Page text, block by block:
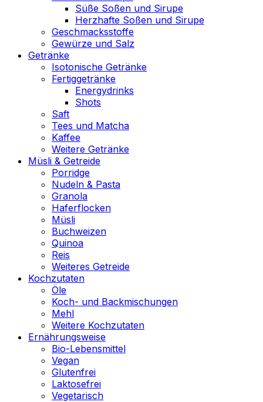
Süße Soßen und Sirupe
Herzhafte Soßen und Sirupe
Geschmacksstoffe
Gewürze und Salz
Getränke
Isotonische Getränke
Fertiggetränke
Energydrinks
Shots
Saft
Tees und Matcha
Kaffee
Weitere Getränke
Müsli & Getreide
Porridge
Nudeln & Pasta
Granola
Haferflocken
Müsli
Buchweizen
Quinoa
Reis
Weiteres Getreide
Kochzutaten
Öle
Koch- und Backmischungen
Mehl
Weitere Kochzutaten
Ernährungsweise
Bio-Lebensmittel
Vegan
Glutenfrei
Laktosefrei
Vegetarisch